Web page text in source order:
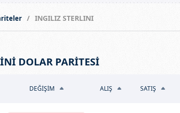
INGILIZ STERLINI
DOLAR PARİTESİ
DEĞİŞİM ALIŞ SATIŞ